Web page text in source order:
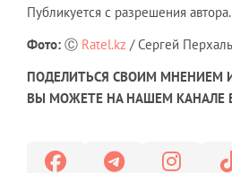
Публикуется с разрешения автора.
Фото: Ⓒ Ratel.kz / Сергей
ПОДЕЛИТЬСЯ СВОИМ МНЕНИЕМ
ВЫ МОЖЕТЕ НА НАШЕМ КАНАЛЕ